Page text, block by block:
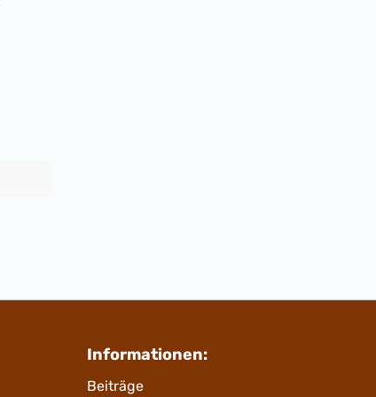
Informationen:
Beiträge